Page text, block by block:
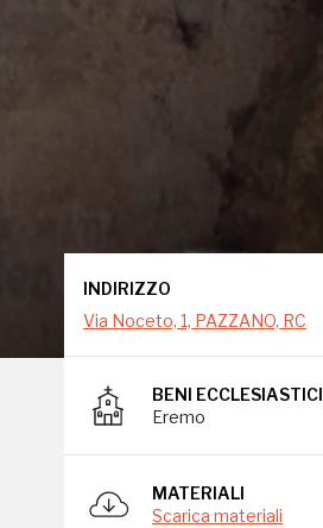
INDIRIZZO
Via Noceto, 1, PAZZANO, RC
BENI ECCLESIASTICI
Eremo
MATERIALI
Scarica materiali